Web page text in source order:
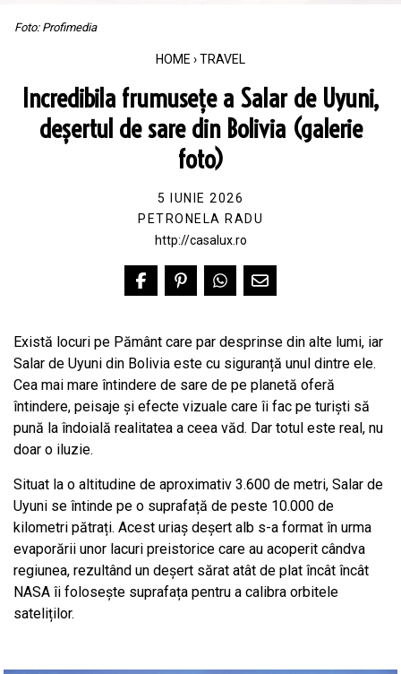
Foto: Profimedia
HOME ›TRAVEL
Incredibila frumusețe a Salar de Uyuni,
deșertul de sare din Bolivia (galerie
foto)
5 IUNIE 2026
PETRONELA RADU
http://casalux.ro
Există locuri pe Pământ care par desprinse din alte lumi, iar
Salar de Uyuni din Bolivia este cu siguranță unul dintre ele.
Cea mai mare întindere de sare de pe planetă oferă
întindere, peisaje și efecte vizuale care îi fac pe turiști să
pună la îndoială realitatea a ceea văd. Dar totul este real, nu
doar o iluzie.
Situat la o altitudine de aproximativ 3.600 de metri, Salar de
Uyuni se întinde pe o suprafață de peste 10.000 de
kilometri pătrați. Acest uriaș deșert alb s-a format în urma
evaporării unor lacuri preistorice care au acoperit cândva
regiunea, rezultând un deșert sărat atât de plat încât încât
NASA îi folosește suprafața pentru a calibra orbitele
sateliților.